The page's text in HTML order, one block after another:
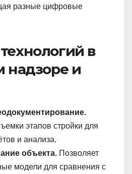
разные цифровые
в
надзоре и
этапов стройки для
и анализа.
объекта. Позволяет
модели для сравнения с